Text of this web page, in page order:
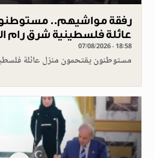
رفقة مواشيهم..
عائلة فلسطينية شرق رام
07/08/2026 - 18:58
مستوطنون يقتحمون منزل عائلة